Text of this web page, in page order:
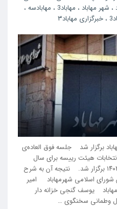
، شهر مهاباد ، مهاباد3 ، مهابادسه ،
، خبرگزاری مهاباد۳
برگزار شد جلسه فوق العادەی
هیئت رییسە برای سال
چهارم عصر روز شنبه ١٣ مردادماه سال ۱۴۰٣ برگزار شد. نتیجە آن بە شرح
اسلامی شهرمهاباد امیر
یوسف گنجی خزانه دار
وطمانی سخنگوی …